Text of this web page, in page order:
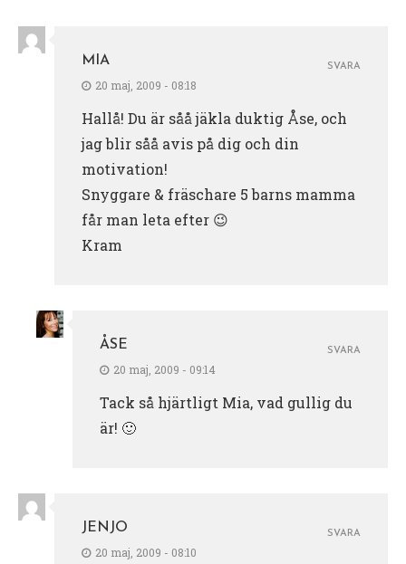
MIA
20 maj, 2009 - 08:18
Hallå! Du är såå jäkla duktig Åse, och
jag blir såå avis på dig och din
motivation!
Snyggare & fräschare 5 barns mamma
får man leta efter 😉
Kram
SVARA
ÅSE
20 maj, 2009 - 09:14
Tack så hjärtligt Mia, vad gullig du
är! 🙂
SVARA
JENJO
20 maj, 2009 - 08:10
SVARA